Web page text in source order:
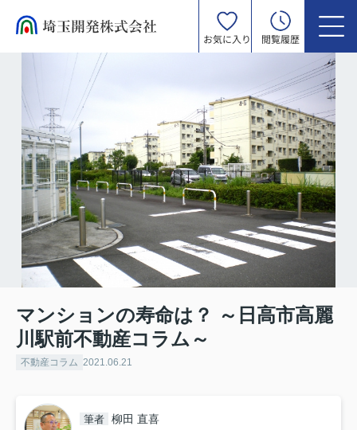
お気に入り 閲覧履歴
マンションの寿命は？ ～日高市高麗
川駅前不動産コラム～
不動産コラム 2021.06.21
筆者 柳田 直喜